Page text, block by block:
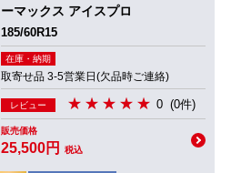
ーマックス アイスプロ
185/60R15
在庫・納期
取寄せ品 3-5営業日(欠品時ご連絡)
レビュー 0 (0件)
販売価格
25,500円 税込